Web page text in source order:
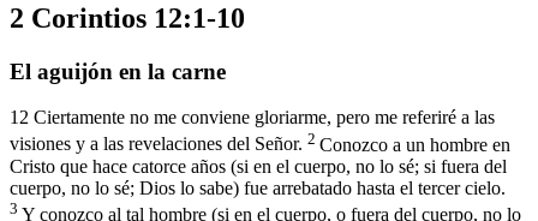
2 Corintios 12:1-10
El aguijón en la carne
12 Ciertamente no me conviene gloriarme, pero me referiré a las
visiones y a las revelaciones del Señor. 2 Conozco a un hombre en
Cristo que hace catorce años (si en el cuerpo, no lo sé; si fuera del
cuerpo, no lo sé; Dios lo sabe) fue arrebatado hasta el tercer cielo.
3 Y conozco al tal hombre (si en el cuerpo, o fuera del cuerpo, no lo